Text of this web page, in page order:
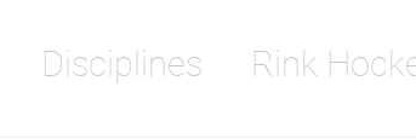
Disciplines Rink